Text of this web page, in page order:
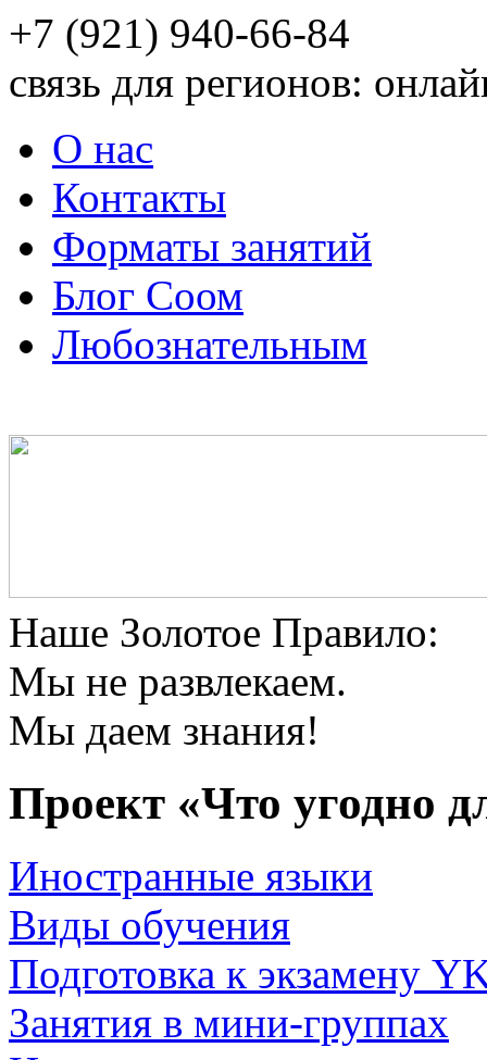
+7 (921) 940-66-84
связь для регионов:
О нас
Контакты
Форматы занятий
Блог Соом
Любознательным
Наше Золотое Правило:
Мы не развлекаем.
Мы даем знания!
Проект «Что угодно
Иностранные языки
Виды обучения
Подготовка к экзамену
Занятия в мини-группах